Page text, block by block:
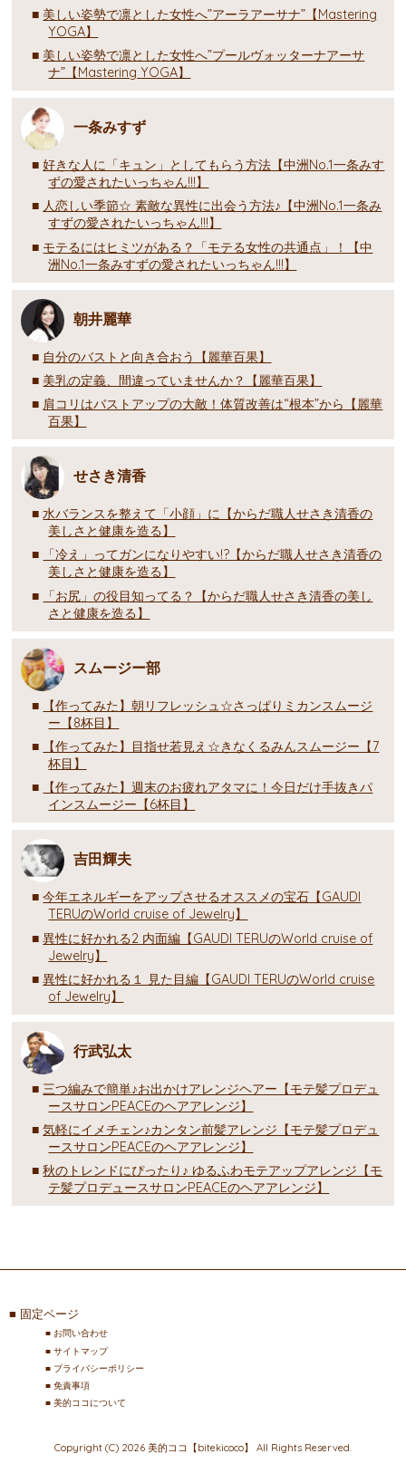
美しい姿勢で凛とした女性へ”アーラアーサナ”【Mastering
YOGA】
美しい姿勢で凛とした女性へ”プールヴォッターナアーサ
ナ”【Mastering YOGA】
一条みすず
好きな人に「キュン」としてもらう方法【中洲No.1一条みす
ずの愛されたいっちゃん!!!】
人恋しい季節☆ 素敵な異性に出会う方法♪【中洲No.1一条み
すずの愛されたいっちゃん!!!】
モテるにはヒミツがある？「モテる女性の共通点」！【中
洲No.1一条みすずの愛されたいっちゃん!!!】
朝井麗華
自分のバストと向き合おう【麗華百果】
美乳の定義、間違っていませんか？【麗華百果】
肩コリはバストアップの大敵！体質改善は“根本”から【麗華
百果】
せさき清香
水バランスを整えて「小顔」に【からだ職人せさき清香の
美しさと健康を造る】
「冷え」ってガンになりやすい!?【からだ職人せさき清香の
美しさと健康を造る】
「お尻」の役目知ってる？【からだ職人せさき清香の美し
さと健康を造る】
スムージー部
【作ってみた】朝リフレッシュ☆さっぱりミカンスムージ
ー【8杯目】
【作ってみた】目指せ若見え☆きなくるみんスムージー【7
杯目】
【作ってみた】週末のお疲れアタマに！今日だけ手抜きパ
インスムージー【6杯目】
吉田輝夫
今年エネルギーをアップさせるオススメの宝石【GAUDI
TERUのWorld cruise of Jewelry】
異性に好かれる2 内面編【GAUDI TERUのWorld cruise of
Jewelry】
異性に好かれる１ 見た目編【GAUDI TERUのWorld cruise
of Jewelry】
行武弘太
三つ編みで簡単♪お出かけアレンジヘアー【モテ髪プロデュ
ースサロンPEACEのヘアアレンジ】
気軽にイメチェン♪カンタン前髪アレンジ【モテ髪プロデュ
ースサロンPEACEのヘアアレンジ】
秋のトレンドにぴったり♪ ゆるふわモテアップアレンジ【モ
テ髪プロデュースサロンPEACEのヘアアレンジ】
固定ページ
お問い合わせ
サイトマップ
プライバシーポリシー
免責事項
美的ココについて
Copyright (C) 2026 美的ココ【bitekicoco】 All Rights Reserved.